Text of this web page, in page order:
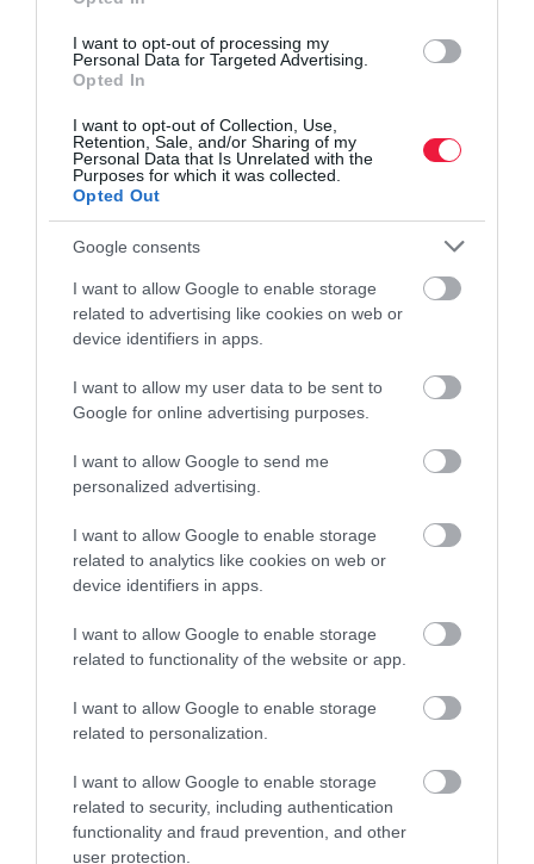
I want to opt-out of processing my
Personal Data for Targeted Advertising.
Opted In
I want to opt-out of Collection, Use,
Retention, Sale, and/or Sharing of my
Personal Data that Is Unrelated with the
Purposes for which it was collected.
Opted Out
Google consents
I want to allow Google to enable storage
related to advertising like cookies on web or
device identifiers in apps.
I want to allow my user data to be sent to
Google for online advertising purposes.
I want to allow Google to send me
personalized advertising.
I want to allow Google to enable storage
related to analytics like cookies on web or
device identifiers in apps.
I want to allow Google to enable storage
related to functionality of the website or app.
I want to allow Google to enable storage
related to personalization.
I want to allow Google to enable storage
related to security, including authentication
functionality and fraud prevention, and other
user protection.
MUNKA(X)
Hőség a munkahelyen: hogyan javíthatjuk a
dolgozók komfortérzetét?
Délután kettőre már alig jár a levegő az irodában, a számítógépek
próbálunk szellőztetni. Ilyenkor nemcsak a közérzetünk romlik…